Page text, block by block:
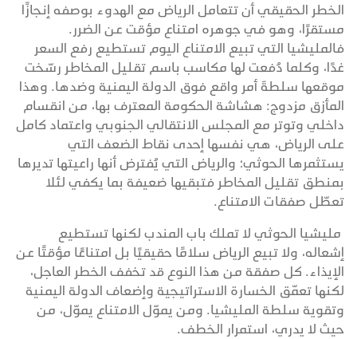
الخطر الحقيقي أن تتعامل الرياض مع الهدوء بوصفه إنجازًا
مستقرًا، وهو في جوهره امتناع مؤقت عن الضرر.
فالمليشيا التي تبيع الامتناع اليوم تستطيع رفع السعر
غدًا، وكلما دُفعت لها مكاسب باسم تقليل المخاطر رسّخت
موقعها سلطةَ أمر واقع فوق الدولة اليمنية وضدها. وهذا
المأزق مزدوج: هشاشة الحكومة المعترف بها، من انقسام
داخلي وتوتر مع المجلس الانتقالي الجنوبي واعتماد كامل
على الرياض، هي نفسها إحدى نقاط الضعف التي
يستثمرها الحوثي؛ والرياض التي يُفترض أنها راعيتها تديرها
بمنطق تقليل المخاطر فتبقيها ضعيفة بما يكفي لئلا
تعطّل صفقات الامتناع.
مليشيا الحوثي لا تملك باب المندب لكنها تستطيع
إشعاله، ولا تبيع الرياض سلامًا حقيقيًا بل امتناعًا مؤقتًا عن
الإيذاء. كل صفقة من هذا النوع قد تخفف الخطر العاجل،
لكنها تعمّق الخسارة الاستراتيجية وإضعاف الدولة اليمنية
وتقوية سلطة المليشيا. ومن يموّل الامتناع يموّل، من
حيث لا يدري، استمرار الخطف.